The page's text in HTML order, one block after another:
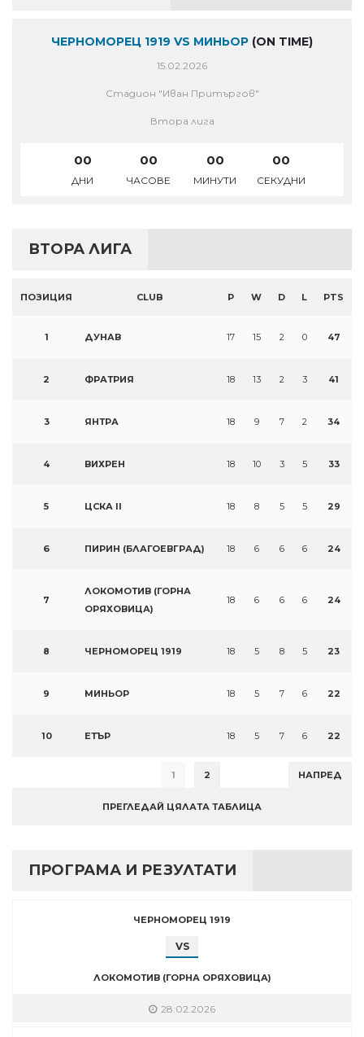
ЧЕРНОМОРЕЦ 1919 VS МИНЬОР (ON TIME)
15.02.2026
Стадион "Иван Притъргов"
Втора лига
00
ДНИ
00
ЧАСОВЕ
00
МИНУТИ
00
СЕКУДНИ
ВТОРА ЛИГА
ПОЗИЦИЯ CLUB P W D L PTS
1 ДУНАВ 17 15 2 0 47
2 ФРАТРИЯ 18 13 2 3 41
3 ЯНТРА 18 9 7 2 34
4 ВИХРЕН 18 10 3 5 33
5 ЦСКА II 18 8 5 5 29
6 ПИРИН (БЛАГОЕВГРАД) 18 6 6 6 24
7
ЛОКОМОТИВ (ГОРНА
ОРЯХОВИЦА)
18 6 6 6 24
8 ЧЕРНОМОРЕЦ 1919 18 5 8 5 23
9 МИНЬОР 18 5 7 6 22
10 ЕТЪР 18 5 7 6 22
1 2 НАПРЕД
ПРЕГЛЕДАЙ ЦЯЛАТА ТАБЛИЦА
ПРОГРАМА И РЕЗУЛТАТИ
ЧЕРНОМОРЕЦ 1919
VS
ЛОКОМОТИВ (ГОРНА ОРЯХОВИЦА)
28.02.2026